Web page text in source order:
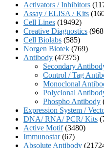
Activators / Inhibitors
Assay / ELISA / Kits
Cell Lines (19492)
Creative Diagnostics
Cell Biolabs (585)
Norgen Biotek (769)
Antibody (47375)
Secondary
Control / Tag
Monoclonal
Polyclonal
Phospho Antibody
Expression System /
DNA/ RNA/ PCR/ Kits
Active Motif (3480)
Immunostar (67)
Absolute Antibody